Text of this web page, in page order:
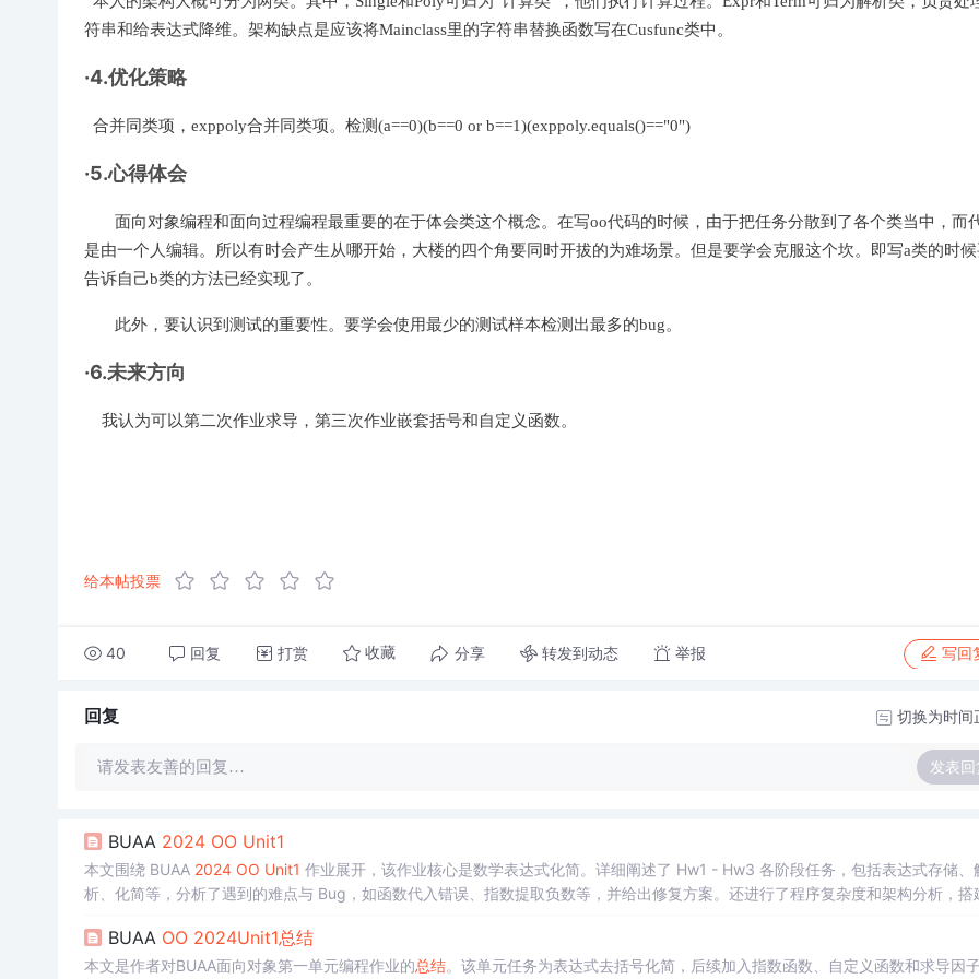
符串和给表达式降维。架构缺点是应该将Mainclass里的字符串替换函数写在Cusfunc类中。
·4.优化策略
合并同类项，exppoly合并同类项。检测(a==0)(b==0 or b==1)(exppoly.equals()=="0")
·5.心得体会
面向对象编程和面向过程编程最重要的在于体会类这个概念。在写oo代码的时候，由于把任务分散到了各个类当中，而
是由一个人编辑。所以有时会产生从哪开始，大楼的四个角要同时开拔的为难场景。但是要学会克服这个坎。即写a类的时
告诉自己b类的方法已经实现了。
此外，要认识到测试的重要性。要学会使用最少的测试样本检测出最多的bug。
·6.未来方向
我认为可以第二次作业求导，第三次作业嵌套括号和自定义函数。
给本帖投票
40 回复 打赏 收藏 分享 转发到动态 举报 写回
回复 切换为时间
请发表友善的回复… 发表回
BUAA 2024 OO Unit1
本文围绕 BUAA 2024 OO Unit1 作业展开，该作业核心是数学表达式化简。详细阐述了 Hw1 - Hw3 各阶段任务，包括表达式存储、
析、化简等，分析了遇到的难点与 Bug，如函数代入错误、指数提取负数等，并给出修复方案。还进行了程序复杂度和架构分析，搭
BUAA OO 2024Unit1总结
本文是作者对BUAA面向对象第一单元编程作业的总结。该单元任务为表达式去括号化简，后续加入指数函数、自定义函数和求导因